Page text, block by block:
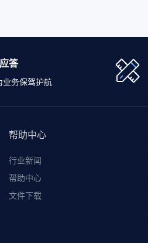
答
业务保驾护航
帮助中心
行业新闻
帮助中心
文件下载